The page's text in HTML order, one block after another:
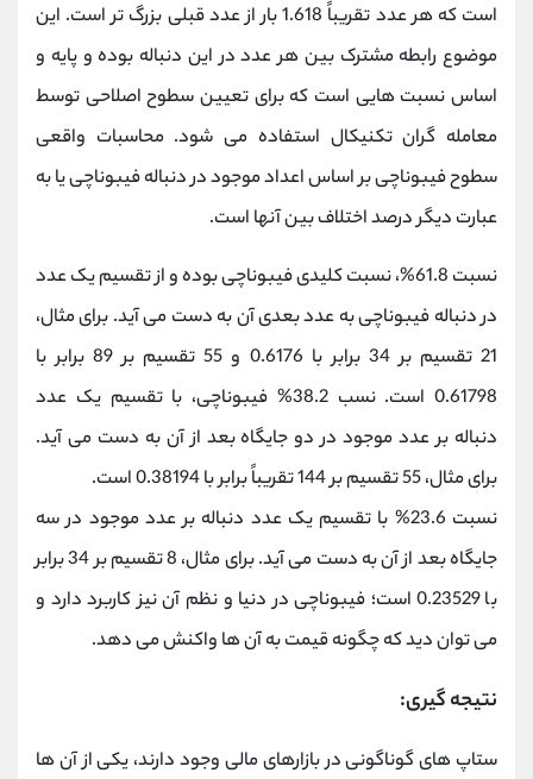
است که هر عدد تقریباً 1.618 بار از عدد قبلی بزرگ‌ تر است. این
موضوع رابطه مشترک بین هر عدد در این دنباله بوده و پایه و
اساس نسبت‌ هایی است که برای تعیین سطوح اصلاحی توسط
معامله‌ گران تکنیکال استفاده می‌ شود. محاسبات واقعی
سطوح فیبوناچی بر اساس اعداد موجود در دنباله فیبوناچی یا به
عبارت دیگر درصد اختلاف بین آنها است.
نسبت 61.8%، نسبت کلیدی فیبوناچی بوده و از تقسیم یک عدد
در دنباله فیبوناچی به عدد بعدی آن به دست می‌ آید. برای مثال،
21 تقسیم بر 34 برابر با 0.6176 و 55 تقسیم بر 89 برابر با
0.61798 است. نسب 38.2% فیبوناچی، با تقسیم یک عدد
دنباله بر عدد موجود در دو جایگاه بعد از آن به دست می‌ آید.
برای مثال، 55 تقسیم بر 144 تقریباً برابر با 0.38194 است.
نسبت 23.6% با تقسیم یک عدد دنباله بر عدد موجود در سه
جایگاه بعد از آن به دست می‌ آید. برای مثال، 8 تقسیم بر 34 برابر
با 0.23529 است؛ فیبوناچی در دنیا و نظم آن نیز کاربرد دارد و
می توان دید که چگونه قیمت به آن ها واکنش می دهد.
:نتیجه گیری
ستاپ های گوناگونی در بازارهای مالی وجود دارند، یکی از آن ها